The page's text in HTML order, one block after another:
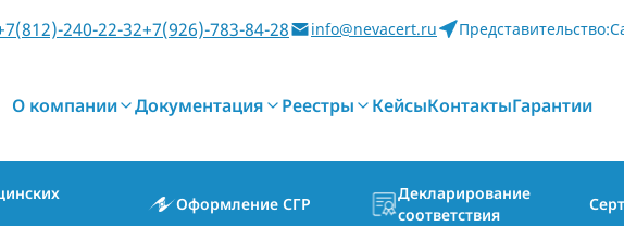
240-22-32+7(926)-783-84-28 info@nevacert.ru Представительство:
О компании Документация Реестры КейсыКонтактыГарантии
Оформление СГР
Декларирование
соответствия